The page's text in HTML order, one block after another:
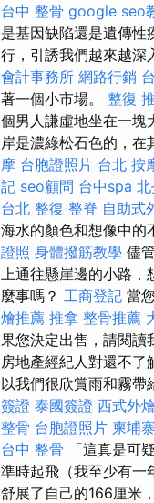
台中 整骨 google seo
是基因缺陷還是遺傳性
行，引誘我們越來越深
會計事務所 網路行銷
著一個小市場。 整復
個男人謙虛地坐在一塊
岸是濃綠松石色的，在
摩 台胞證照片 台北 按
記 seo顧問 台中spa
台北 整復 整脊 自助式
海水的顏色和想像中的
證照 身體撥筋教學 儘
上通往懸崖邊的小路
麼事嗎？ 工商登記 當
燴推薦 推拿 整骨推薦
果您決定出售，請閱讀
房地產經紀人對還不
以我們很欣賞雨和霧帶
簽證 泰國簽證 西式外燴
整骨 台胞證照片 柬埔
台中 整骨 「這真是可
準時起飛（我至少有一
舒展了自己的166厘米